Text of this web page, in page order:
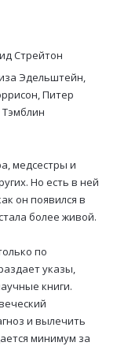
Стрейтон
Эдельштейн,
Питер
медсестры и
Но есть в ней
он появился в
более живой.
по
указы,
книги.
и вылечить
минимум за